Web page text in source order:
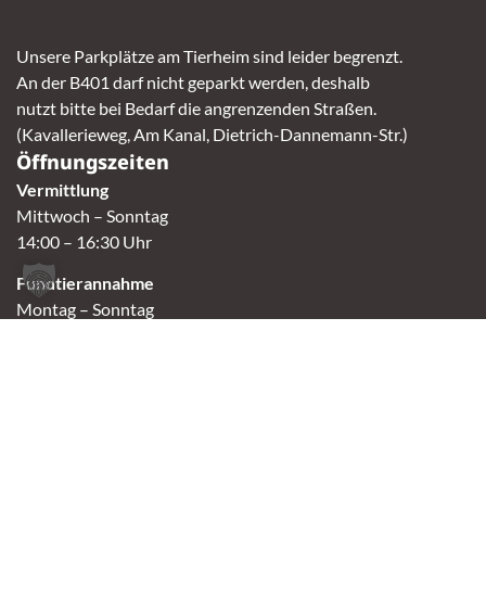
Unsere Parkplätze am Tierheim sind leider begrenzt.
An der B401 darf nicht geparkt werden, deshalb
nutzt bitte bei Bedarf die angrenzenden Straßen.
(Kavallerieweg, Am Kanal, Dietrich-Dannemann-Str.)
Öffnungszeiten
Vermittlung
Mittwoch – Sonntag
14:00 – 16:30 Uhr
Fundtierannahme
Montag – Sonntag